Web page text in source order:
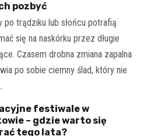
pozbyć
po trądziku lub słońcu potrafią
się na naskórku przez długie
Czasem drobna zmiana zapalna
po sobie ciemny ślad, który nie
festiwale w
– gdzie warto się
tego lata?